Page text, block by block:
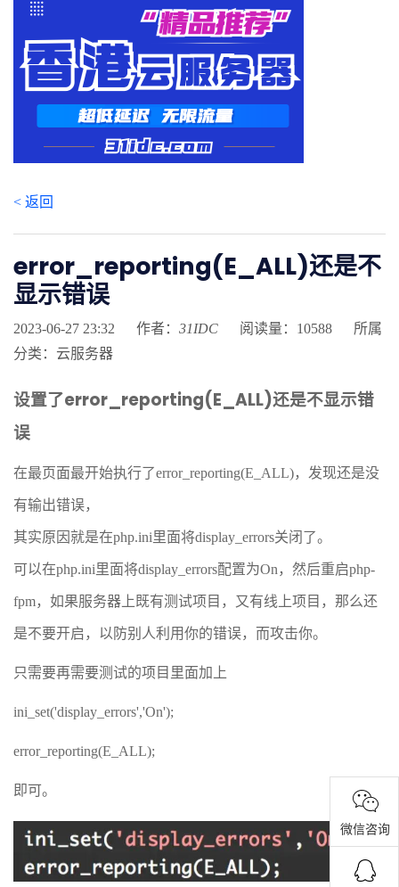
微信咨询
< 返回
error_reporting(E_ALL)还是不
显示错误
2023-06-27 23:32 作者： 31IDC 阅读量：10588
所属
分类：云服务器
设置了error_reporting(E_ALL)还是不显示错
误
在最页面最开始执行了error_reporting(E_ALL)，发现还是没
有输出错误，
其实原因就是在php.ini里面将display_errors关闭了。
可以在php.ini里面将display_errors配置为On，然后重启php-
fpm，如果服务器上既有测试项目，又有线上项目，那么还
是不要开启，以防别人利用你的错误，而攻击你。
只需要再需要测试的项目里面加上
ini_set('display_errors','On');
error_reporting(E_ALL);
即可。